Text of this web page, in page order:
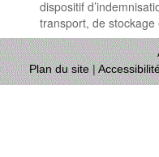
dispositif
transport, de
Plan du site|